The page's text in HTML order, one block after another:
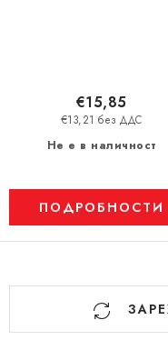
Не е в наличност
€13,21 без ДДС
€15,85
ПОДРОБНОСТИ
К